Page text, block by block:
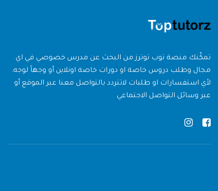
تمكّنك منصة توب توترز من البحث عن مدرس خصوصي في اي
مجال وطلب دروس خاصة او دورات خاصة اونلاين أو وجهاً لوجه.
لأي استفسارات او طلبات لاتتردد بالتواصل معنا عبر الموقع أو
عبر وسائل التواصل الاجتماعي